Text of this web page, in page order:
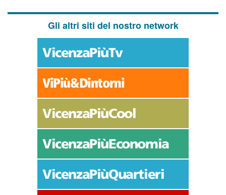
Gli altri siti del nostro network